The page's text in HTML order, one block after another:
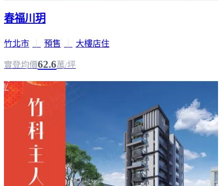
春福川玥
竹北市 預售 大樓店住
實登均價62.6萬/坪